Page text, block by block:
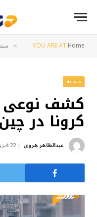
YOU ARE AT:Home
»
منطقه
کشف نوعی
کرونا در چین
عبدالظاهر هروی 22 فبروری 2025